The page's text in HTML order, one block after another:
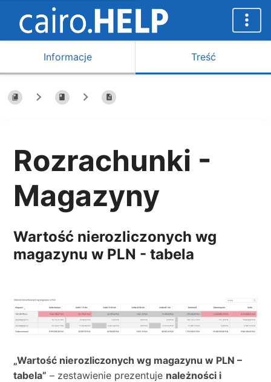
Informacje Treść
Rozrachunki -
Magazyny
Wartość nierozliczonych wg
magazynu w PLN - tabela
„Wartość nierozliczonych wg magazynu w PLN –
tabela” – zestawienie prezentuje należności i